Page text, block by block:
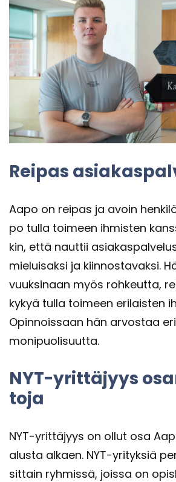
Rei­pas
Aapo on rei­pas ja avoin
po tulla toi­meen ih­mis­ten
kin, että naut­tii
mie­lui­sak­si ja kiin­nos­ta­vak­si.
vuuk­si­naan myös roh­keut­ta,
kykyä tulla toi­meen eri­lais­ten
Opin­nois­saan hän ar­vos­taa
mo­ni­puo­li­suut­ta.
NYT-​yrittäjyys
to­ja
NYT-​yrittäjyys on ollut osa
alus­ta al­kaen. NYT-​yrityksiä
sit­tain ryh­mis­sä, jois­sa on